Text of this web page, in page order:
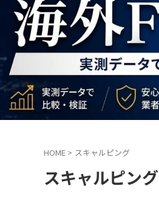
HOME > スキャルピング
スキャルピング